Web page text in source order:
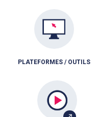
PLATEFORMES / OUTILS